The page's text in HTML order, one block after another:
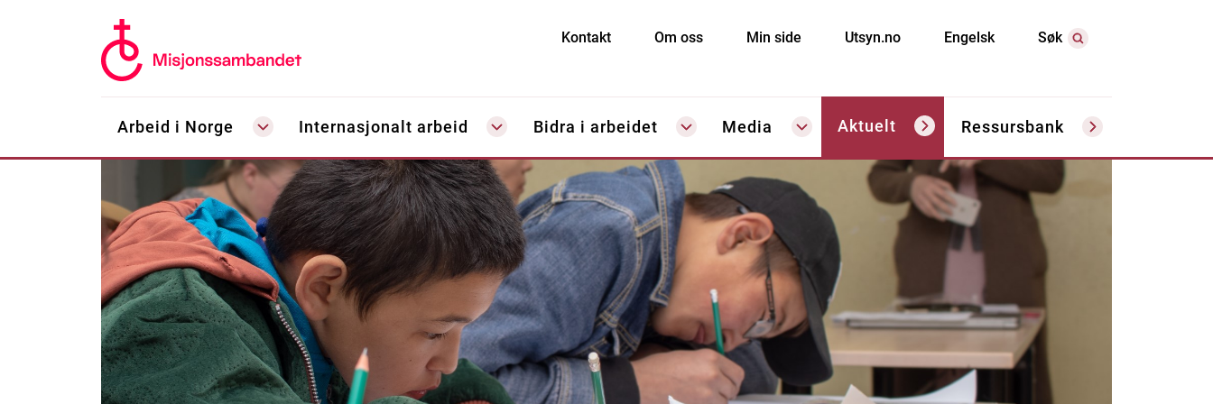
Kontakt Om oss Min side Utsyn.no Engelsk Søk
Arbeid i Norge Internasjonalt arbeid Bidra i arbeidet Media Aktuelt Ressursbank